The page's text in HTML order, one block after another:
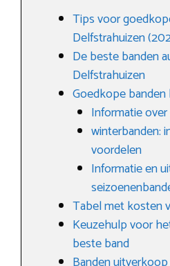
Tips voor
Delfstrahuizen
De beste banden
Delfstrahuizen
Goedkope
Informatie
winterbanden:
voordelen
Informatie en
Tabel met kosten
Keuzehulp voor
beste band